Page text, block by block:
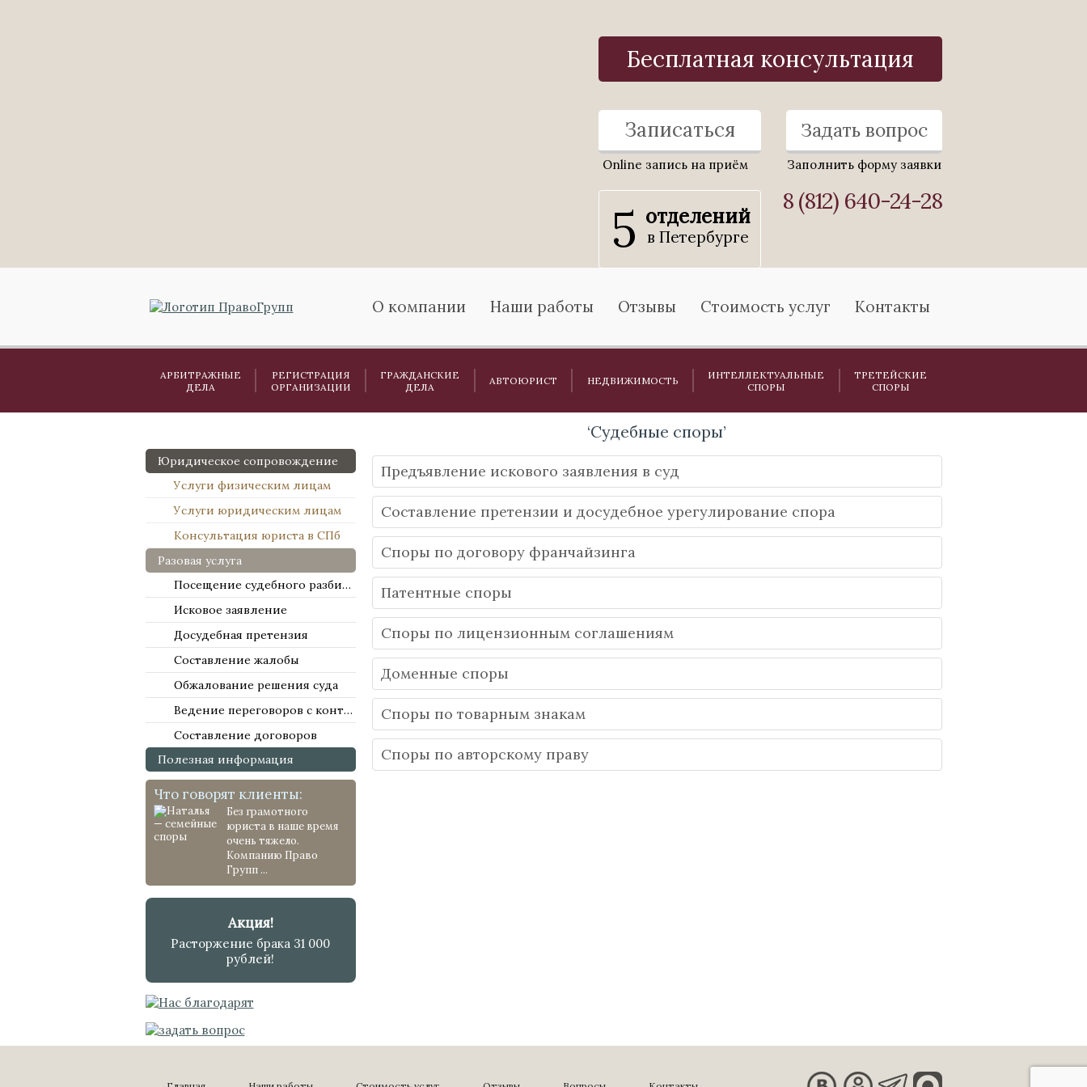
Бесплатная консультация
Записаться
Online запись на приём
Задать вопрос
Заполнить форму заявки
5 отделений
в Петербурге
8 (812) 640-24-28
О компании Наши работы Отзывы Стоимость услуг Контакты
АРБИТРАЖНЫЕ
ДЕЛА
РЕГИСТРАЦИЯ
ОРГАНИЗАЦИИ
ГРАЖДАНСКИЕ
ДЕЛА
АВТОЮРИСТ НЕДВИЖИМОСТЬ
ИНТЕЛЛЕКТУАЛЬНЫЕ
СПОРЫ
ТРЕТЕЙСКИЕ
СПОРЫ
Юридическое сопровождение
Услуги физическим лицам
Услуги юридическим лицам
Консультация юриста в СПб
Разовая услуга
Посещение судебного разбирательства
Исковое заявление
Досудебная претензия
Составление жалобы
Обжалование решения суда
Ведение переговоров с контрагентами
Составление договоров
Полезная информация
Что говорят клиенты:
Без грамотного
юриста в наше время
очень тяжело.
Компанию Право
Групп ...
Акция!
Расторжение брака 31 000
рублей!
‘Судебные споры’
Предъявление искового заявления в суд
Составление претензии и досудебное урегулирование спора
Споры по договору франчайзинга
Патентные споры
Споры по лицензионным соглашениям
Доменные споры
Споры по товарным знакам
Споры по авторскому праву